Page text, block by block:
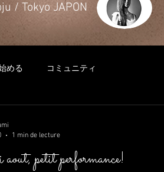
/ Tokyo JAPON
める コミュニティ
petit performance!
1 min de lecture